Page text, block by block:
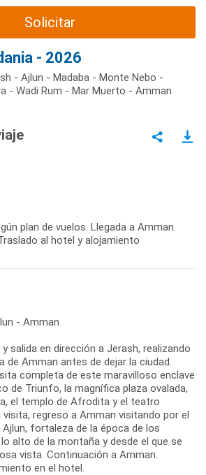
Solicitar
- 2026
- Ajlun - Madaba - Monte Nebo -
- Wadi Rum - Mar Muerto - Amman
plan de vuelos. Llegada a Amman.
al hotel y alojamiento
- Amman
salida en dirección a Jerash, realizando
de Amman antes de dejar la ciudad.
completa de este maravilloso enclave
de Triunfo, la magnífica plaza ovalada,
el templo de Afrodita y el teatro
visita, regreso a Amman visitando por el
fortaleza de la época de los
alto de la montaña y desde el que se
vista. Continuación a Amman.
en el hotel.